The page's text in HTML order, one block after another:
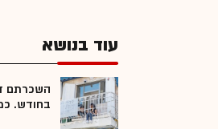
עוד בנושא
בחודש.